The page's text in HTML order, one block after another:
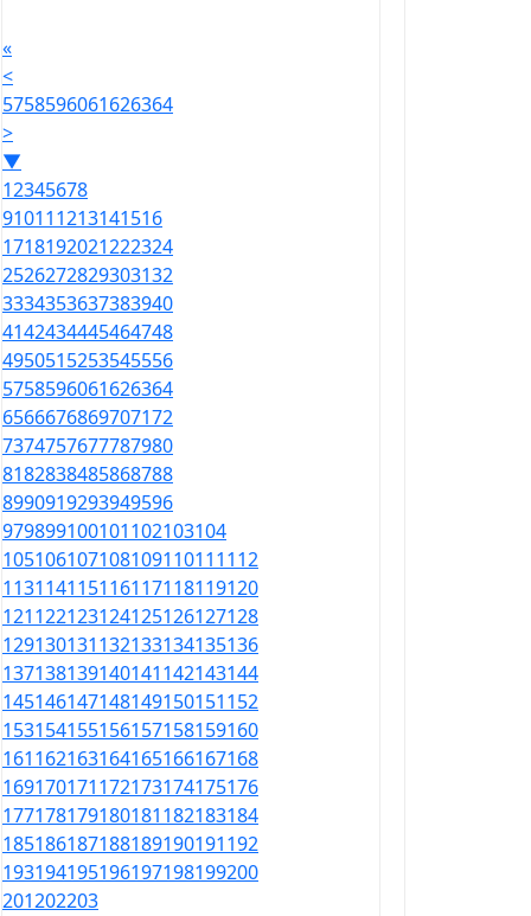
«
<
5758596061626364
>
▼
12345678
910111213141516
1718192021222324
2526272829303132
3334353637383940
4142434445464748
4950515253545556
5758596061626364
6566676869707172
7374757677787980
8182838485868788
8990919293949596
979899100101102103104
105106107108109110111112
113114115116117118119120
121122123124125126127128
129130131132133134135136
137138139140141142143144
145146147148149150151152
153154155156157158159160
161162163164165166167168
169170171172173174175176
177178179180181182183184
185186187188189190191192
193194195196197198199200
201202203